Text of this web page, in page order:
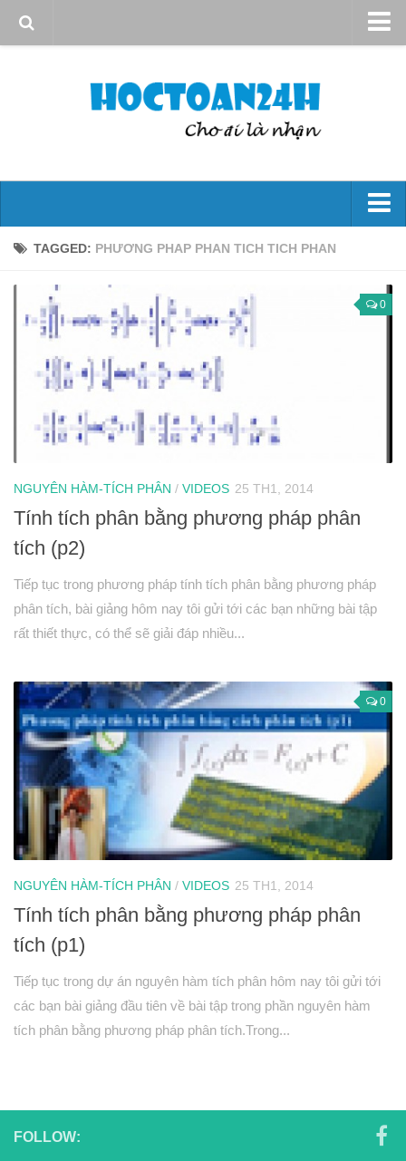
Quy định sử dụng
Đại số 10
Hs bậc nhất và bậc hai
Phương trình và hệ phương trình
Bất đẳng thức và bất Pt
Góc và công thức lượng giác
Hình học 10
Tích vô hướng của hai véctơ và ứng dụng
PT đường thẳng trong mặt phẳng
Phương pháp tọa độ trong mặt phẳng
PT đường tròn
PT đường elip
Đại số 11
Tổ hợp – Xac suất
Dãy số- CSC – CSN
Giới hạn
Đạo hàm
Hình học 11
Phép biến hình
Quan hệ song song trong không gian
Quan hệ vuông góc trong không gian
Đại số 12
Khảo sát hàm số
Hàm số mũ-Logarit
Nguyên hàm-tích phân
Thể tích khối đa diện
TAGGED: PHƯƠNG PHAP PHAN TICH TICH PHAN
0
NGUYÊN HÀM-TÍCH PHÂN / VIDEOS 25 TH1, 2014
Tính tích phân bằng phương pháp phân
tích (p2)
Tiếp tục trong phương pháp tính tích phân bằng phương pháp
phân tích, bài giảng hôm nay tôi gửi tới các bạn những bài tập
rất thiết thực, có thể sẽ giải đáp nhiều...
0
NGUYÊN HÀM-TÍCH PHÂN / VIDEOS 25 TH1, 2014
Tính tích phân bằng phương pháp phân
tích (p1)
Tiếp tục trong dự án nguyên hàm tích phân hôm nay tôi gửi tới
các bạn bài giảng đầu tiên về bài tập trong phần nguyên hàm
tích phân bằng phương pháp phân tích.Trong...
FOLLOW: